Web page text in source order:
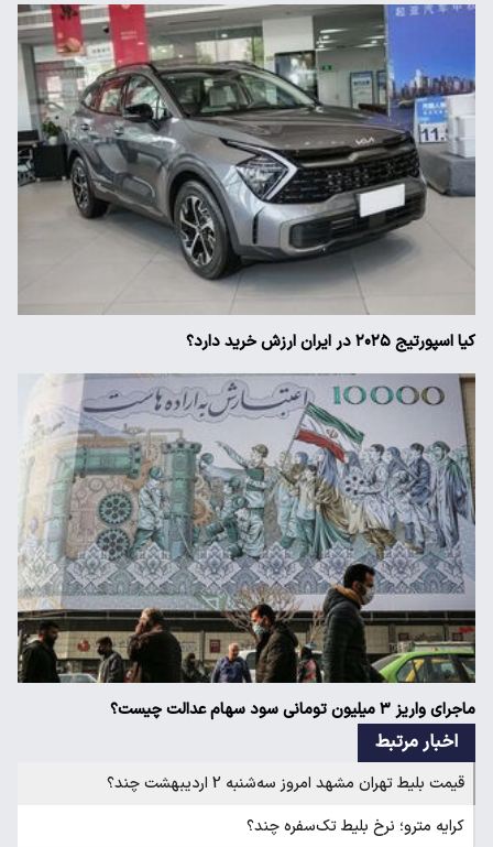
کیا اسپورتیج ۲۰۲۵ در ایران ارزش خرید دارد؟
ماجرای واریز ۳ میلیون تومانی سود سهام عدالت چیست؟
اخبار مرتبط
قیمت بلیط تهران مشهد امروز سه‌شنبه 2 اردیبهشت چند؟
کرایه مترو؛ نرخ بلیط تک‌سفره چند؟